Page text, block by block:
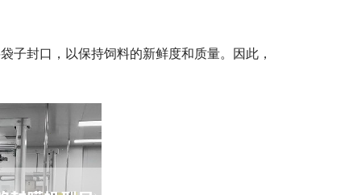
子封口，以保持饲料的新鲜度和质量。因此，